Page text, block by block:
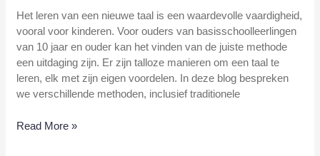
Het leren van een nieuwe taal is een waardevolle vaardigheid,
vooral voor kinderen. Voor ouders van basisschoolleerlingen
van 10 jaar en ouder kan het vinden van de juiste methode
een uitdaging zijn. Er zijn talloze manieren om een taal te
leren, elk met zijn eigen voordelen. In deze blog bespreken
we verschillende methoden, inclusief traditionele
taal
Read More »